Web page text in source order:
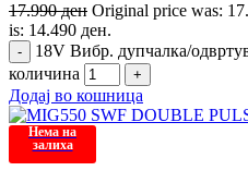
17.990ден Original price was:
is: 14.490 ден.
18V Вибр. дупчалка/
количина
Додај во кошница
Нема на
залиха